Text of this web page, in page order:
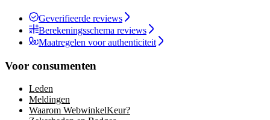
Geverifieerde reviews
Berekeningsschema reviews
Maatregelen voor authenticiteit
Voor consumenten
Leden
Meldingen
Waarom WebwinkelKeur?